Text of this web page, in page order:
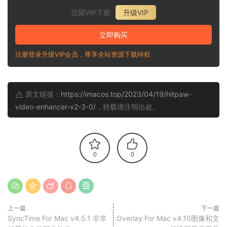
仅限VIP下载 升级VIP
立即购买
注册登录升级VIP会员，尊享全站资源下载特权
原文链接： https://imacos.top/2023/04/19/hitpaw-
video-enhancer-v2-3-0/ ，转载请注明出处。
0 0
上一篇
SyncTime For Mac v4.5.1 非常
下一篇
Overlay For Mac v4.10图像和文